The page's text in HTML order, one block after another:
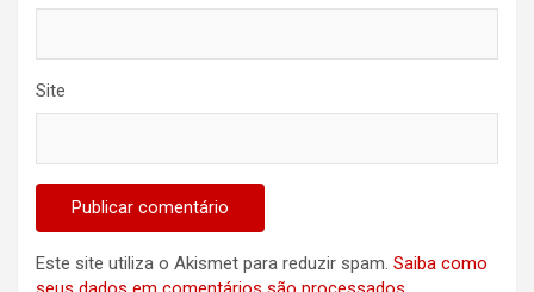
Site
Este site utiliza o Akismet para reduzir spam. Saiba como